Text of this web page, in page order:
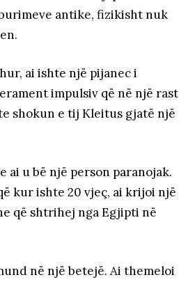
antike, fizikisht nuk
ai ishte një pijanec i
impulsiv që në një rast
shokun e tij Kleitus gjatë një
ai u bë një person paranojak.
kur ishte 20 vjeç, ai krijoi një
që shtrihej nga Egjipti në
në një betejë. Ai themeloi